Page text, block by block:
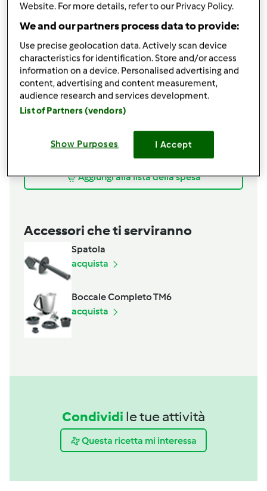
"Farinata" di fave con cipollotti e
stracchino-CONTEST LEGUMI
150g di fave secche sgusciate
450g di acqua
1/2cucchiaino di sale+q.b.
25g di olio e v.o.
1cipollotto di Tropea
g di stracchino
pepe nero macinato fresco,opzionale
Aggiungi alla lista della spesa
Accessori che ti serviranno
Spatola
acquista
Boccale Completo TM6
acquista
Condividi le tue attività
Questa ricetta mi interessa
Website. For more details, refer to our Privacy Policy.
We and our partners process data to provide:
Use precise geolocation data. Actively scan device
characteristics for identification. Store and/or access
information on a device. Personalised advertising and
content, advertising and content measurement,
audience research and services development.
List of Partners (vendors)
Show Purposes I Accept